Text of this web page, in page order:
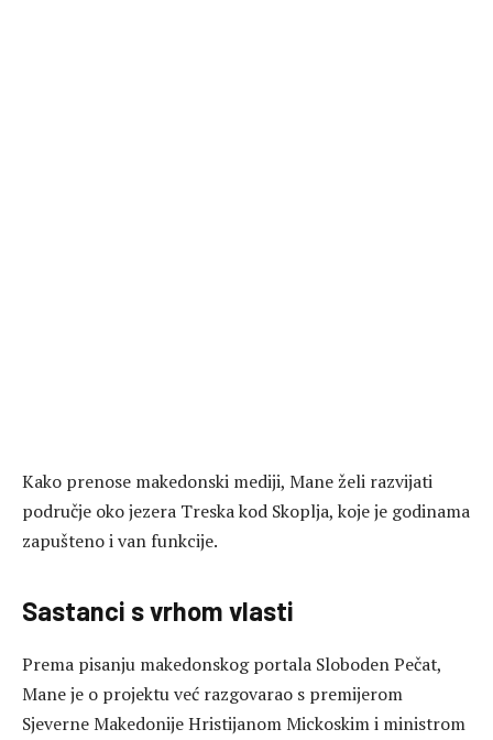
Kako prenose makedonski mediji, Mane želi razvijati
područje oko jezera Treska kod Skoplja, koje je godinama
zapušteno i van funkcije.
Sastanci s vrhom vlasti
Prema pisanju makedonskog portala Sloboden Pečat,
Mane je o projektu već razgovarao s premijerom
Sjeverne Makedonije Hristijanom Mickoskim i ministrom